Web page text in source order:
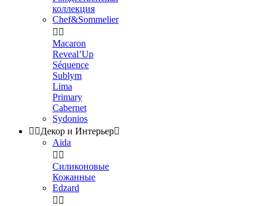
коллекция
Chef&Sommelier
 
Macaron
Reveal’Up
Séquence
Sublym
Lima
Primary
Cabernet
Sydonios
 Декор и Интерьер
Aida
 
Силиконовые
Кожанные
Edzard
 